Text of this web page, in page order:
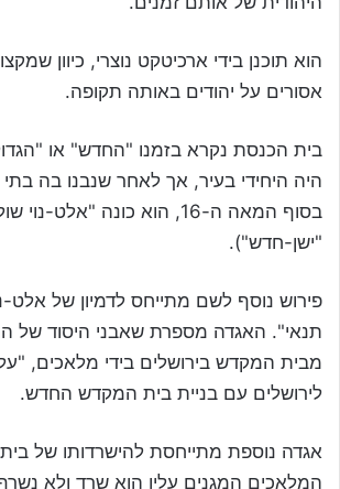
הוא תוכנן בידי ארכיטקט נוצרי, כיוון
אסורים על יהודים באותה תקופה.
בית הכנסת נקרא בזמנו "החדש" או
היה היחידי בעיר, אך לאחר שנבנו בה
בסוף המאה ה-16, הוא כונה "אלט-
"ישן-חדש").
פירוש נוסף לשם מתייחס לדמיון של אלט-
תנאי". האגדה מספרת שאבני היסוד של
מבית המקדש בירושלים בידי מלאכים, "על
לירושלים עם בניית בית המקדש החדש.
אגדה נוספת מתייחסת להישרדותו של
המלאכים המגנים עליו הוא שרד ולא